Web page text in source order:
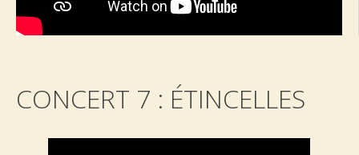
CONCERT 7 : ÉTINCELLES